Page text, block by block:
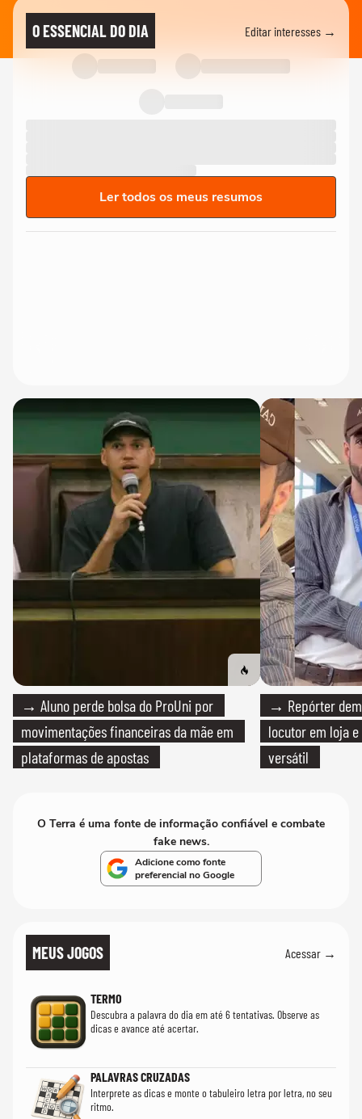
O ESSENCIAL DO DIA Editar interesses →
Ler todos os meus resumos
→ Aluno perde bolsa do ProUni por
movimentações financeiras da mãe em
plataformas de apostas
→ Repórter
locutor em loja
versátil
O Terra é uma fonte de informação confiável e combate
fake news.
Adicione como fonte
preferencial no Google
MEUS JOGOS Acessar →
TERMO
Descubra a palavra do dia em até 6 tentativas. Observe as
dicas e avance até acertar.
PALAVRAS CRUZADAS
Interprete as dicas e monte o tabuleiro letra por letra, no seu
ritmo.